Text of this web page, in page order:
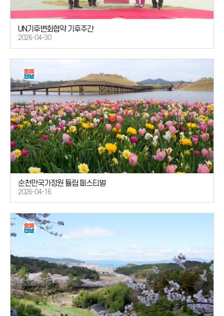
UN기후변화협약 기후주간
2026-04-30
순천만국가정원 튤립 페스티벌
2026-04-16